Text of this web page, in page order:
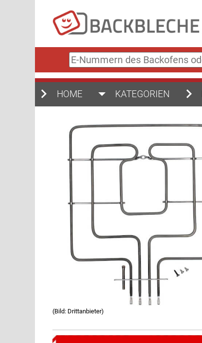
E-
Nummern
des
oder
HOME KATEGORIEN
(Bild: Drittanbieter)